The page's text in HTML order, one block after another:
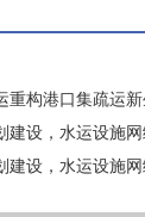
构港口集疏运新
设，水运设施网
设，水运设施网